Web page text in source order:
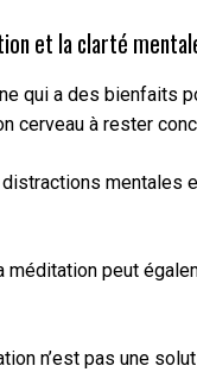
et la clarté
qui a des bienfaits
cerveau à rester
mentales
méditation peut
n’est pas une